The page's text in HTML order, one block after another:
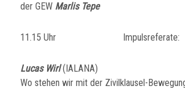
der GEW Marlis Tepe
11.15 Uhr Impulsreferate:
Lucas Wirl(IALANA)
Wo stehen wir mit der Zivilklausel-